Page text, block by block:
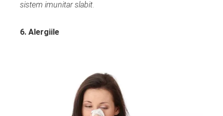
sistem imunitar slabit.
6. Alergiile